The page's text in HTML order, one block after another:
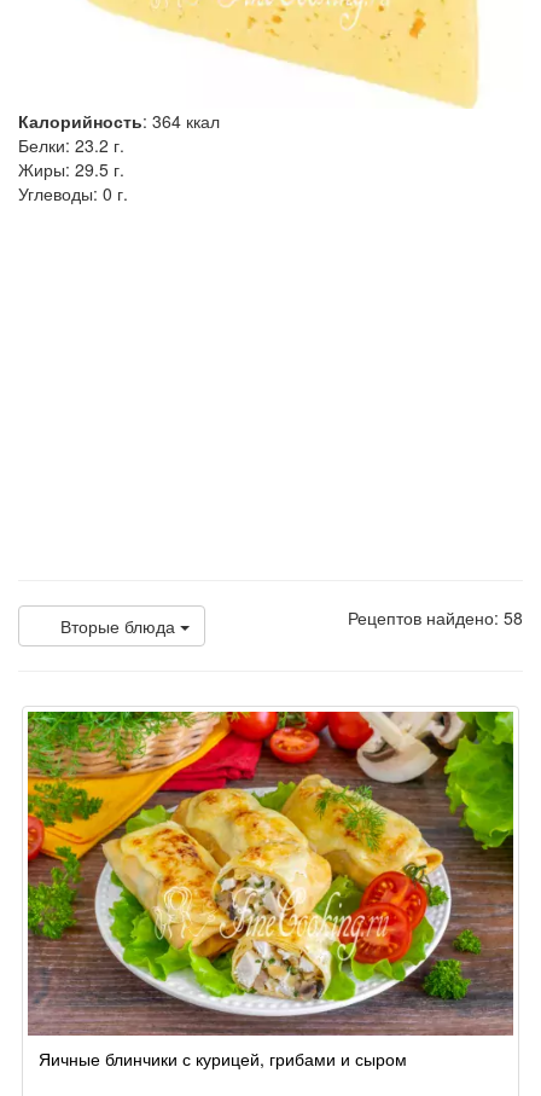
Калорийность: 364 ккал
Белки: 23.2 г.
Жиры: 29.5 г.
Углеводы: 0 г.
Вторые блюда Рецептов найдено: 58
Яичные блинчики с курицей, грибами и сыром